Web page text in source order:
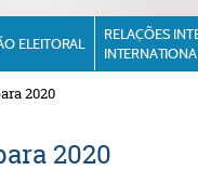
ELEITORAL
RELAÇÕES
2020
2020